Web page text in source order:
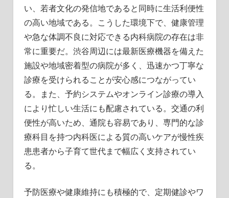
い、若者文化の発信地であると同時に生活利便性
の高い地域である。こうした環境下で、健康管理
や急な体調不良に対応できる内科病院の存在は非
常に重要だ。渋谷周辺には最新医療機器を備えた
施設や地域密着型の病院が多く、迅速かつ丁寧な
診療を受けられることが安心感につながってい
る。また、予約システムやオンライン診療の導入
により忙しい生活にも配慮されている。交通の利
便性が高いため、通院も容易であり、専門的な診
療科目を持つ内科医による質の高いケアが慢性疾
患患者から子育て世代まで幅広く支持されてい
る。
予防医療や健康維持にも積極的で、定期健診やワ